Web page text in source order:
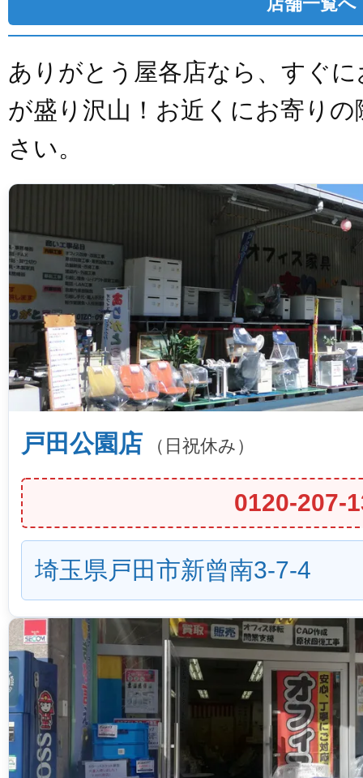
ありがとう屋各店なら、すぐ
が盛り沢山！お近くにお寄り
さい。
戸田公園店 （日祝休み）
0120-207-
埼玉県戸田市新曾南3-7-4